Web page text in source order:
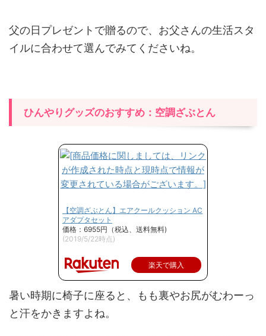
父の日プレゼントで贈るので、お父さんの生活スタ
イルに合わせて選んでみてくださいね。
ひんやりグッズのおすすめ：空調ざぶとん
【空調ざぶとん】エアクールクッション AC
アダプタセット
価格：6955円（税込、送料無料)
(2019/5/22時点)
楽天で購入
暑い時期に椅子に座ると、もも裏やお尻がむわーっ
と汗をかきますよね。